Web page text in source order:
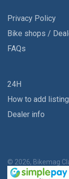
Privacy Policy
Bike shops /
FAQs
24H
How to add
Dealer info
© 2026, Bikemag